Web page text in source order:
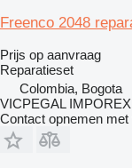
Freenco 2048
Prijs op aanvraag
Reparatieset
Colombia, Bogota
VICPEGAL IMPOREX
Contact opnemen